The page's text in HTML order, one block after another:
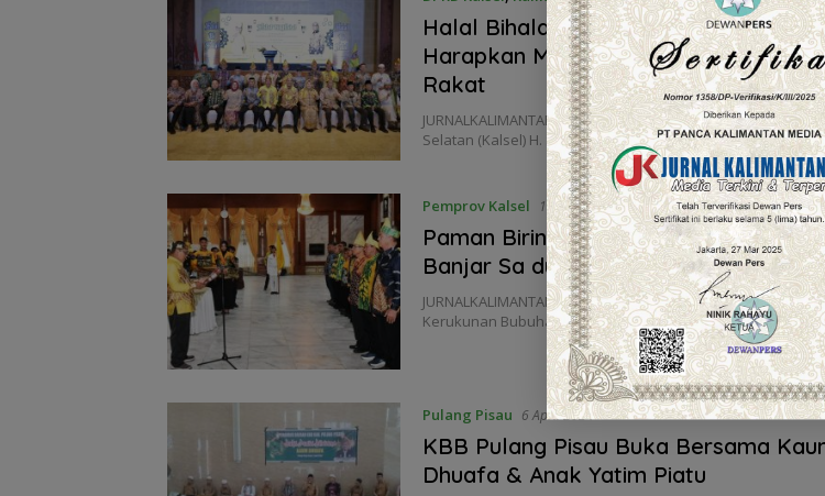
Halal Bihalal KBB Jabodetabek,
Harapkan Masyarakat Banua Di
Rakat
JURNALKALIMANTAN.COM, JAKARTA – Ketua DPRD Provinsi
Selatan (Kalsel) H. Supian HK apresiasi acara halal…
Pemprov Kalsel 14 April 2024
Paman Birin Terus Eratkan Sinergi
Banjar Sa dunia
JURNALKALIMANTAN.COM, BANJARMASIN – Ketua Umum/
Kerukunan Bubuhan Banjar Sa’Dunia, H Sahbirin Noor atau
Pulang Pisau 6 April 2024
KBB Pulang Pisau Buka Bersama
Dhuafa & Anak Yatim Piatu